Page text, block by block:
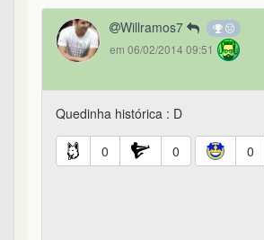
Willramos7
em 06/02/2014 09:51
Quedinha histórica : D
0 0 0